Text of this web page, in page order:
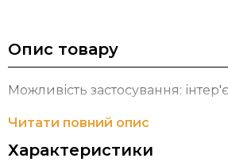
Опис товару
Можливість застосування:
Читати повний опис
Характеристики